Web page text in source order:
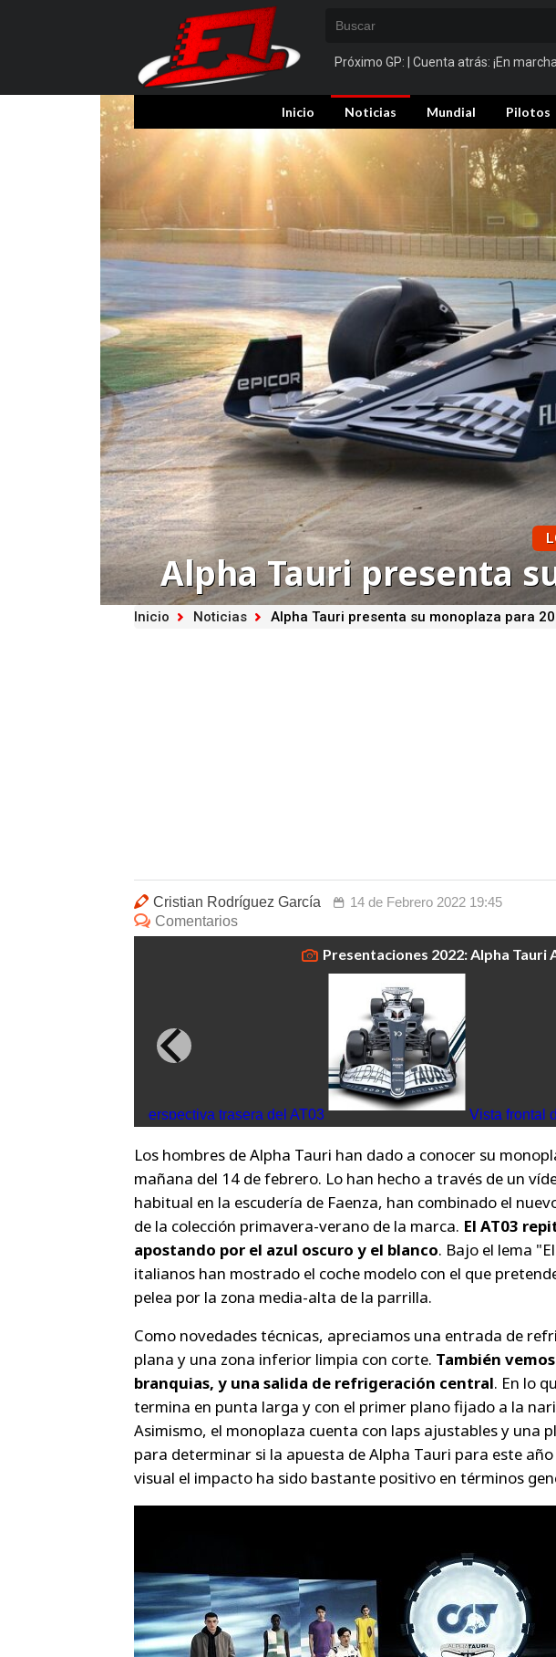
Próximo GP: | Cuenta atrás: ¡En
Inicio Noticias Mundial Pilotos
Alpha Tauri presenta
Inicio Noticias Alpha Tauri presenta su monoplaza para
Cristian Rodríguez García
14 de Febrero 2022 19:45
Comentarios
Presentaciones 2022: Alpha Tauri
Vista frontal
Vista perspectiva trasera del AT03
Los hombres de Alpha Tauri han dado a conocer su
mañana del 14 de febrero. Lo han hecho a través de un
habitual en la escudería de Faenza, han combinado el
de la colección primavera-verano de la marca. El AT03
apostando por el azul oscuro y el blanco. Bajo el lema
italianos han mostrado el coche modelo con el que
pelea por la zona media-alta de la parrilla.
Como novedades técnicas, apreciamos una entrada de
plana y una zona inferior limpia con corte. También
branquias, y una salida de refrigeración central. En lo
termina en punta larga y con el primer plano fijado a la
Asimismo, el monoplaza cuenta con laps ajustables y una
para determinar si la apuesta de Alpha Tauri para este
visual el impacto ha sido bastante positivo en términos